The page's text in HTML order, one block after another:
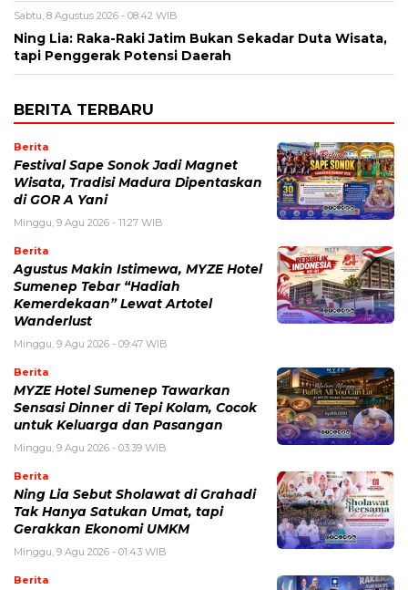
Sabtu, 8 Agustus 2026 - 08:42 WIB
Ning Lia: Raka-Raki Jatim Bukan Sekadar Duta Wisata,
tapi Penggerak Potensi Daerah
BERITA TERBARU
Berita
Festival Sape Sonok Jadi Magnet
Wisata, Tradisi Madura Dipentaskan
di GOR A Yani
Minggu, 9 Agu 2026 - 11:27 WIB
Berita
Agustus Makin Istimewa, MYZE Hotel
Sumenep Tebar “Hadiah
Kemerdekaan” Lewat Artotel
Wanderlust
Minggu, 9 Agu 2026 - 09:47 WIB
Berita
MYZE Hotel Sumenep Tawarkan
Sensasi Dinner di Tepi Kolam, Cocok
untuk Keluarga dan Pasangan
Minggu, 9 Agu 2026 - 03:39 WIB
Berita
Ning Lia Sebut Sholawat di Grahadi
Tak Hanya Satukan Umat, tapi
Gerakkan Ekonomi UMKM
Minggu, 9 Agu 2026 - 01:43 WIB
Berita